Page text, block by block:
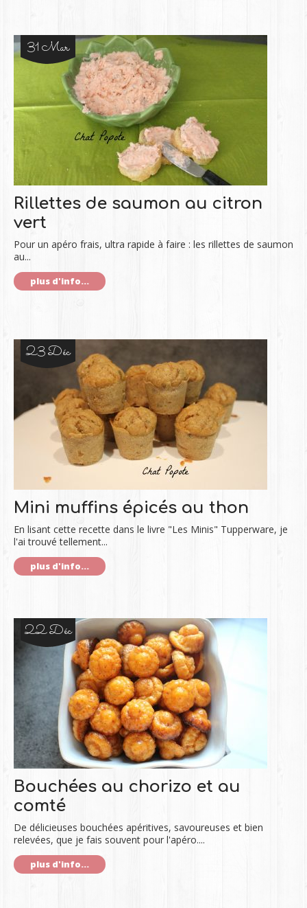
31 Mar
Rillettes de saumon au citron
vert
Pour un apéro frais, ultra rapide à faire : les rillettes de saumon
au...
plus d'info...
23 Déc
Mini muffins épicés au thon
En lisant cette recette dans le livre "Les Minis" Tupperware, je
l'ai trouvé tellement...
plus d'info...
22 Déc
Bouchées au chorizo et au
comté
De délicieuses bouchées apéritives, savoureuses et bien
relevées, que je fais souvent pour l'apéro....
plus d'info...